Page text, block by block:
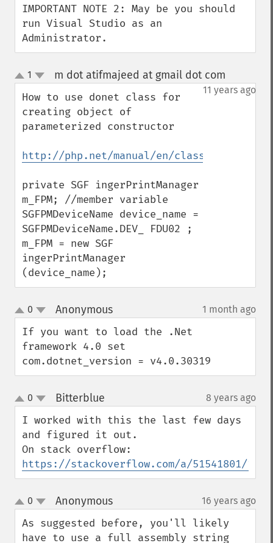
IMPORTANT NOTE 2: May be you should
run Visual Studio as an
Administrator.
up
down
1 m dot atifmajeed at gmail dot com
11 years ago
How to use donet class for
creating object of
parameterized constructor
http://php.net/manual/en/class.dotnet.php
private SGF ingerPrintManager
m_FPM; //member variable
SGFPMDeviceName device_name =
SGFPMDeviceName.DEV_ FDU02 ;
m_FPM = new SGF
ingerPrintManager
(device_name);
up
down
0 Anonymous¶ 1 month ago
If you want to load the .Net
framework 4.0 set
com.dotnet_version = v4.0.30319
up
down
0 Bitterblue 8 years ago
I worked with this the last few days
and figured it out.
https://stackoverflow.com/a/51541801/
up
down
0 Anonymous¶ 16 years ago
As suggested before, you'll likely
have to use a full assembly string